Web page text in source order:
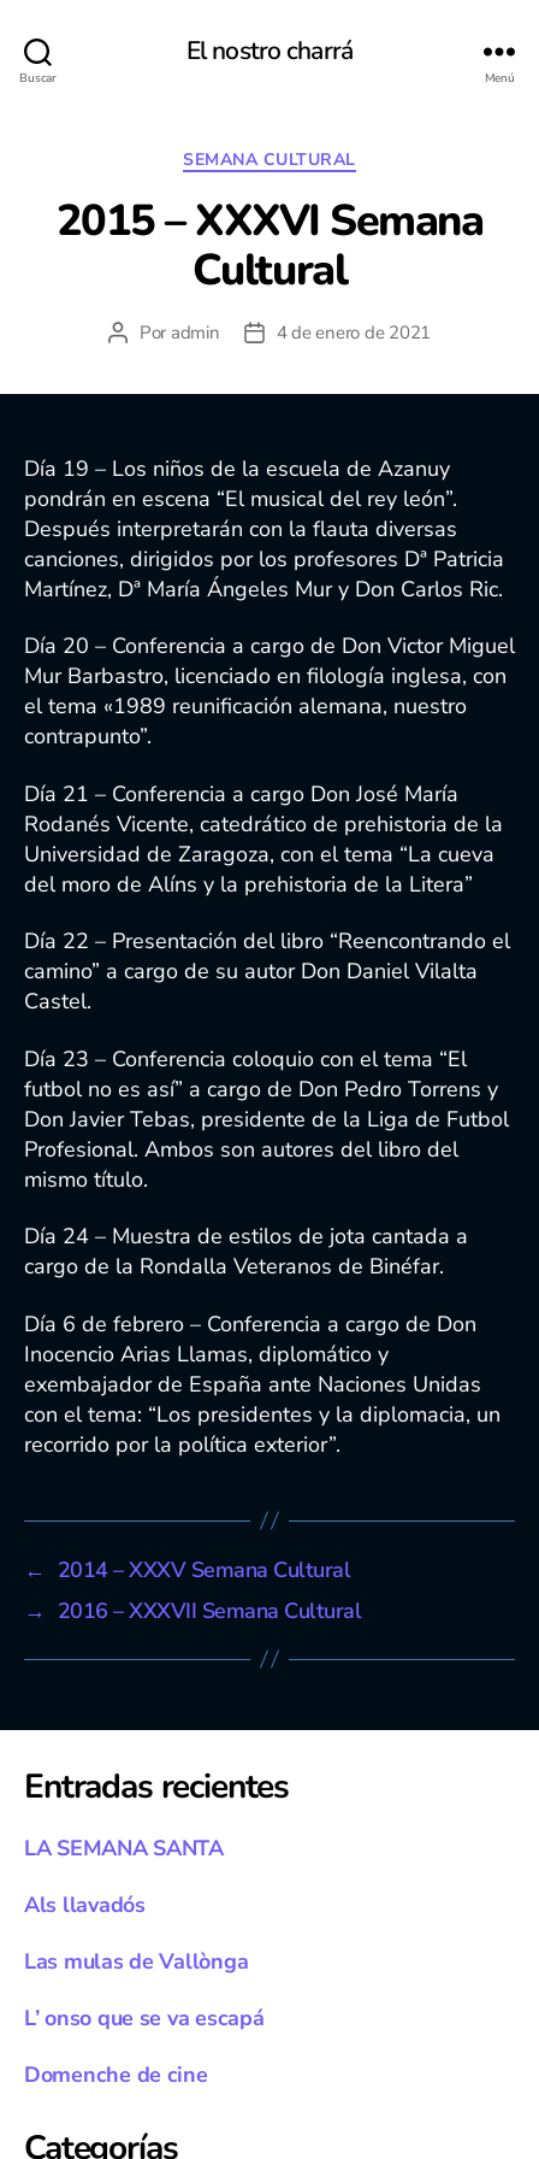
Buscar
El nostro charrá
Menú
Categorías
SEMANA CULTURAL
2015 – XXXVI Semana
Cultural
Autor
Por admin
Fecha4 de enero de 2021
Día 19 – Los niños de la escuela de Azanuy
pondrán en escena “El musical del rey león”.
Después interpretarán con la flauta diversas
canciones, dirigidos por los profesores Dª Patricia
Martínez, Dª María Ángeles Mur y Don Carlos Ric.
Día 20 – Conferencia a cargo de Don Victor Miguel
Mur Barbastro, licenciado en filología inglesa, con
el tema «1989 reunificación alemana, nuestro
contrapunto”.
Día 21 – Conferencia a cargo Don José María
Rodanés Vicente, catedrático de prehistoria de la
Universidad de Zaragoza, con el tema “La cueva
del moro de Alíns y la prehistoria de la Litera”
Día 22 – Presentación del libro “Reencontrando el
camino” a cargo de su autor Don Daniel Vilalta
Castel.
Día 23 – Conferencia coloquio con el tema “El
futbol no es así” a cargo de Don Pedro Torrens y
Don Javier Tebas, presidente de la Liga de Futbol
Profesional. Ambos son autores del libro del
mismo título.
Día 24 – Muestra de estilos de jota cantada a
cargo de la Rondalla Veteranos de Binéfar.
Día 6 de febrero – Conferencia a cargo de Don
Inocencio Arias Llamas, diplomático y
exembajador de España ante Naciones Unidas
con el tema: “Los presidentes y la diplomacia, un
recorrido por la política exterior”.
← 2014 – XXXV Semana Cultural
→ 2016 – XXXVII Semana Cultural
Entradas recientes
LA SEMANA SANTA
Als llavadós
Las mulas de Vallònga
L’ onso que se va escapá
Domenche de cine
Categorías